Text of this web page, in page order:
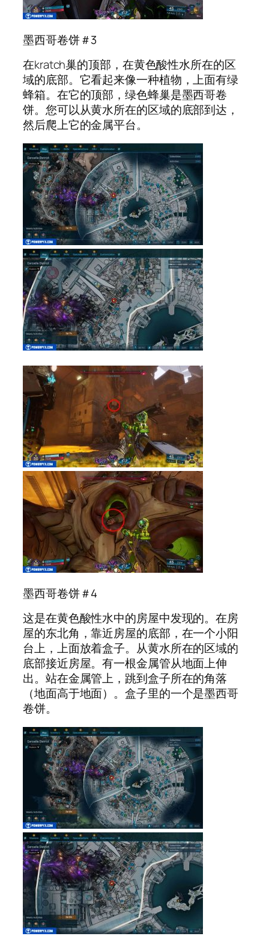
墨西哥卷饼＃3
在kratch巢的顶部，在黄色酸性水所在的区
域的底部。它看起来像一种植物，上面有绿
蜂箱。在它的顶部，绿色蜂巢是墨西哥卷
饼。您可以从黄水所在的区域的底部到达，
然后爬上它的金属平台。
墨西哥卷饼＃4
这是在黄色酸性水中的房屋中发现的。在房
屋的东北角，靠近房屋的底部，在一个小阳
台上，上面放着盒子。从黄水所在的区域的
底部接近房屋。有一根金属管从地面上伸
出。站在金属管上，跳到盒子所在的角落
（地面高于地面）。盒子里的一个是墨西哥
卷饼。